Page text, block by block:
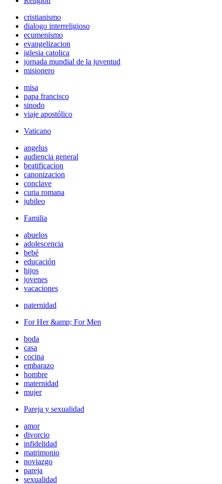
cristianismo
dialogo interreligioso
ecumenismo
evangelizacion
iglesia catolica
jornada mundial de la juventud
misionero
misa
papa francisco
sinodo
viaje apostólico
Vaticano
angelus
audiencia general
beatificacion
canonizacion
conclave
curia romana
jubileo
Familia
abuelos
adolescencia
bebé
educación
hijos
jovenes
vacaciones
paternidad
For Her &amp; For Men
boda
casa
cocina
embarazo
hombre
maternidad
mujer
Pareja y sexualidad
amor
divorcio
infidelidad
matrimonio
noviazgo
pareja
sexualidad